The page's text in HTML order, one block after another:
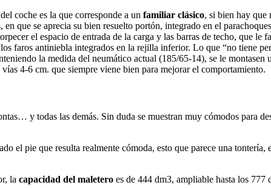
coche es la que corresponde a un familiar clásico, si bien hay que
que se aprecia su bien resuelto portón, integrado en el
el espacio de entrada de la carga y las barras de techo, que le
faros antiniebla integrados en la rejilla inferior. Lo que “no tiene
la medida del neumático actual (185/65-14), se le montasen
4-6 cm. que siempre viene bien para mejorar el comportamiento.
y todas las demás. Sin duda se muestran muy cómodos para
el pie que resulta realmente cómoda, esto que parece una tontería,
la capacidad del maletero es de 444 dm3, ampliable hasta los 777